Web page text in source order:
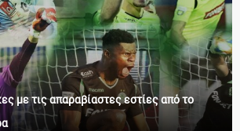
με τις απαραβίαστες εστίες από το